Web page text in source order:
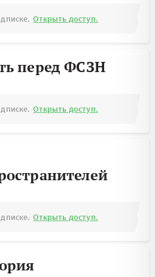
Открыть доступ.
перед ФСЗН
Открыть доступ.
Открыть доступ.